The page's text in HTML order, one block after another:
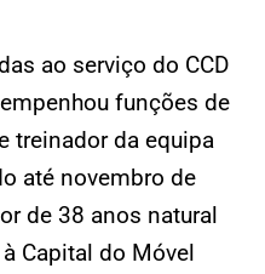
ao serviço do CCD
funções de
treinador da equipa
até novembro de
de 38 anos natural
Capital do Móvel